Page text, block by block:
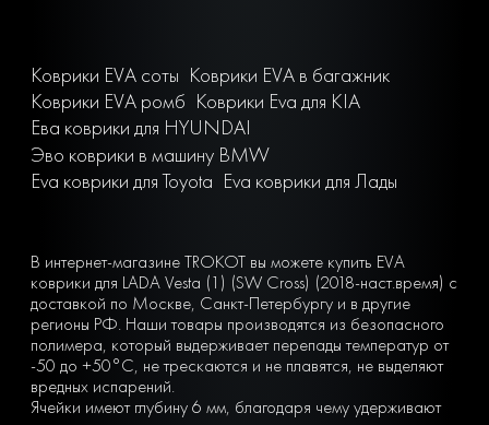
Коврики EVA соты Коврики EVA в багажник
Коврики EVA ромб Коврики Eva для KIA
Ева коврики для HYUNDAI
Эво коврики в машину BMW
Eva коврики для Toyota Eva коврики для Лады
В интернет-магазине TROKOT вы можете купить EVA
коврики для LADA Vesta (1) (SW Cross) (2018-наст.время) с
доставкой по Москве, Санкт-Петербургу и в другие
регионы РФ. Наши товары производятся из безопасного
полимера, который выдерживает перепады температур от
-50 до +50°С, не трескаются и не плавятся, не выделяют
вредных испарений.
Ячейки имеют глубину 6 мм, благодаря чему удерживают